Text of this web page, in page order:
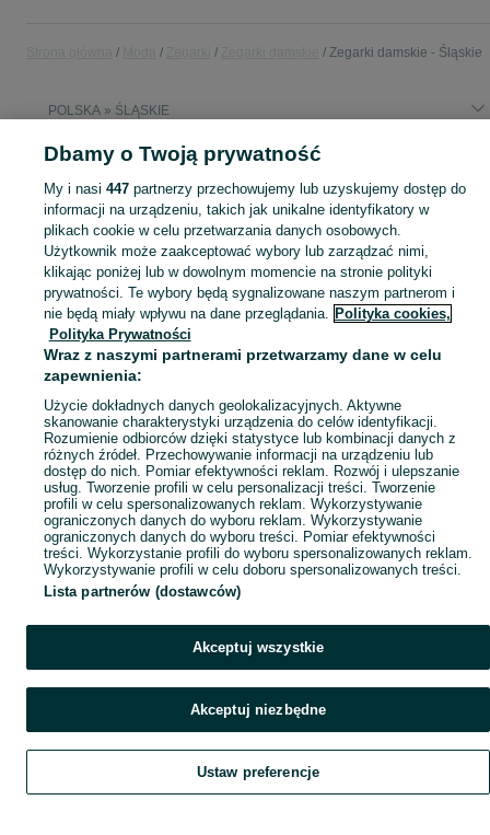
Zegarki damskie - Śląskie
POLSKA » ŚLĄSKIE
KATEGORIA
Szeroki wybór zegarków damskich Śląskie ▶️ klasyczne, sportowe, złote i srebrne ✅ Nowe i używane w atrakcyjnych cenach ✌ Sprawdź oferty na OLX.pl!
Mapa kategorii
Mapa miejscowości
Mapa ministron
Popularne wyszukiwania
Szukaj Obserwujesz Dodaj Czat Konto
Dbamy o Twoją prywatność
My i nasi 447partnerzy przechowujemy lub uzyskujemy dostęp do
informacji na urządzeniu, takich jak unikalne identyfikatory w
plikach cookie w celu przetwarzania danych osobowych.
Użytkownik może zaakceptować wybory lub zarządzać nimi,
klikając poniżej lub w dowolnym momencie na stronie polityki
prywatności. Te wybory będą sygnalizowane naszym partnerom i
nie będą miały wpływu na dane przeglądania. Polityka cookies,
Polityka Prywatności
Wraz z naszymi partnerami przetwarzamy dane w celu
zapewnienia:
Użycie dokładnych danych geolokalizacyjnych. Aktywne
skanowanie charakterystyki urządzenia do celów identyfikacji.
Rozumienie odbiorców dzięki statystyce lub kombinacji danych z
różnych źródeł. Przechowywanie informacji na urządzeniu lub
dostęp do nich. Pomiar efektywności reklam. Rozwój i ulepszanie
usług. Tworzenie profili w celu personalizacji treści. Tworzenie
profili w celu spersonalizowanych reklam. Wykorzystywanie
ograniczonych danych do wyboru reklam. Wykorzystywanie
ograniczonych danych do wyboru treści. Pomiar efektywności
treści. Wykorzystanie profili do wyboru spersonalizowanych reklam.
Wykorzystywanie profili w celu doboru spersonalizowanych treści.
Lista partnerów (dostawców)
Akceptuj wszystkie
Akceptuj niezbędne
Ustaw preferencje